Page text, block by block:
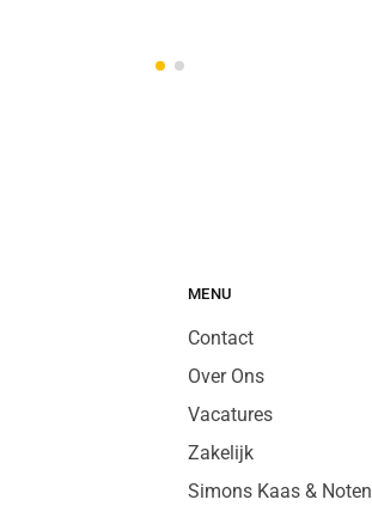
MENU
Contact
Over Ons
Vacatures
Zakelijk
Simons Kaas & Noten